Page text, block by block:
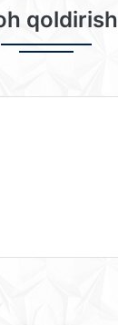
qoldirish